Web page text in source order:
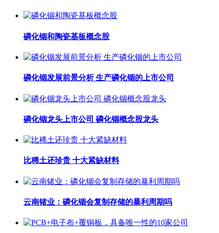
磷化铟和陶瓷基板概念股
磷化铟发展前景分析 生产磷化铟的上市公司
磷化铟龙头上市公司 磷化铟概念股龙头
比稀土还珍贵 十大紧缺材料
云南锗业：磷化铟会复制存储的暴利周期吗